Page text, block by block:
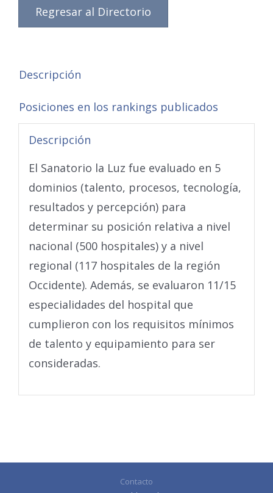
Regresar al Directorio
Descripción
Posiciones en los rankings publicados
Descripción
El Sanatorio la Luz fue evaluado en 5
dominios (talento, procesos, tecnología,
resultados y percepción) para
determinar su posición relativa a nivel
nacional (500 hospitales) y a nivel
regional (117 hospitales de la región
Occidente). Además, se evaluaron 11/15
especialidades del hospital que
cumplieron con los requisitos mínimos
de talento y equipamiento para ser
consideradas.
Contacto